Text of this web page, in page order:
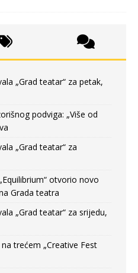
„Grad teatar“ za petak,
podviga: „Više od
„Grad teatar“ za
otvorio novo
Grada teatra
„Grad teatar“ za srijedu,
trećem „Creative Fest